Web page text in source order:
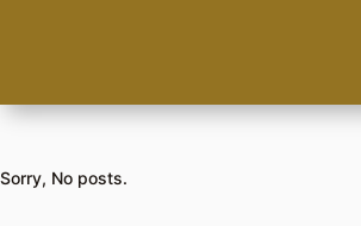
Sorry, No posts.